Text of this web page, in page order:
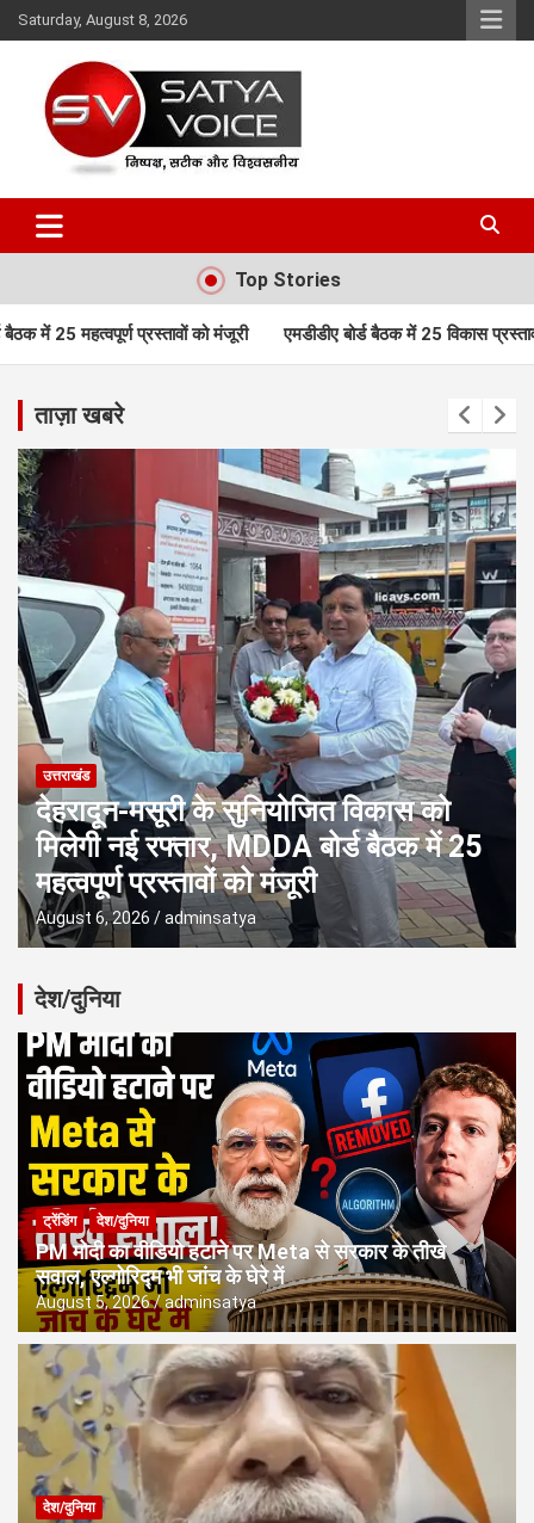
Skip
to
Saturday, August 8, 2026
Satya Voice
Top Stories
को मंजूरी एमडीडीए बोर्ड बैठक में 25 विकास प्रस्तावों को मंजूरी, लैंड
ताज़ा खबरे
उत्तराखंड
एमडीडीए बोर्ड बैठक में 25 विकास प्रस्तावों
को मंजूरी, लैंड पूलिंग, पर्यटन, होटल,
औद्योगिक भवन और व्यावसायिक
परियोजनाओं पर अहम फैसले
August 6, 2026 adminsatya
देश/दुनिया
ट्रेंडिंग देश/दुनिया
PM मोदी का वीडियो हटाने पर Meta से सरकार के तीखे
सवाल, एल्गोरिद्म भी जांच के घेरे में
August 5, 2026 adminsatya
देश/दुनिया